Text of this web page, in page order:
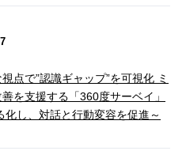
点で”認識ギャップ”を可視化 ミ
を支援する「360度サーベイ」
し、対話と行動変容を促進～